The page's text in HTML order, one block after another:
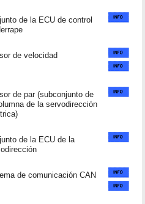
de la ECU de control
de velocidad
de par (subconjunto de
de la servodirección
de la ECU de la
de comunicación CAN